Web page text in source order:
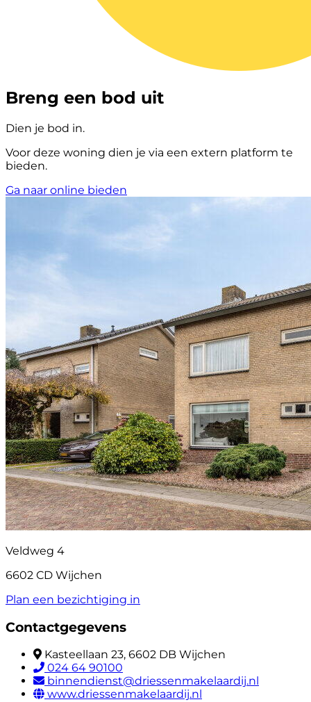
Breng een bod uit
Dien je bod in.
Voor deze woning dien je via een extern platform te
bieden.
Ga naar online bieden
Veldweg 4
6602 CD Wijchen
Plan een bezichtiging in
Contactgegevens
Kasteellaan 23, 6602 DB Wijchen
024 64 90100
binnendienst@driessenmakelaardij.nl
www.driessenmakelaardij.nl